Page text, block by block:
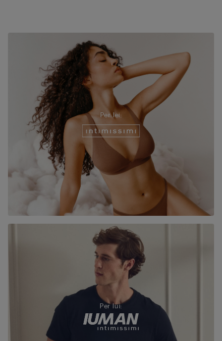
Per lei:
Per lui: